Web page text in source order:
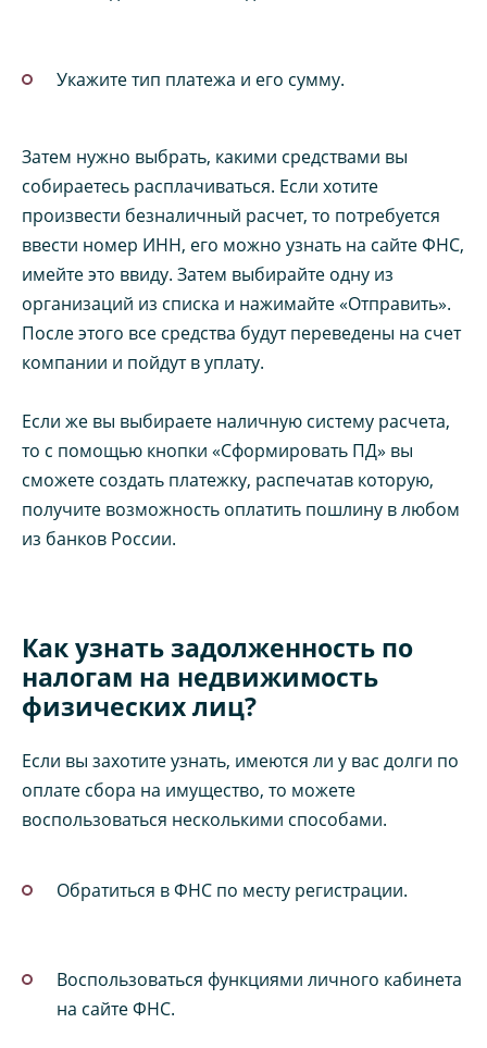
Укажите тип платежа и его сумму.
Затем нужно выбрать, какими средствами вы
собираетесь расплачиваться. Если хотите
произвести безналичный расчет, то потребуется
ввести номер ИНН, его можно узнать на сайте ФНС,
имейте это ввиду. Затем выбирайте одну из
организаций из списка и нажимайте «Отправить».
После этого все средства будут переведены на счет
компании и пойдут в уплату.
Если же вы выбираете наличную систему расчета,
то с помощью кнопки «Сформировать ПД» вы
сможете создать платежку, распечатав которую,
получите возможность оплатить пошлину в любом
из банков России.
Как узнать задолженность по
налогам на недвижимость
физических лиц?
Если вы захотите узнать, имеются ли у вас долги по
оплате сбора на имущество, то можете
воспользоваться несколькими способами.
Обратиться в ФНС по месту регистрации.
Воспользоваться функциями личного кабинета
на сайте ФНС.